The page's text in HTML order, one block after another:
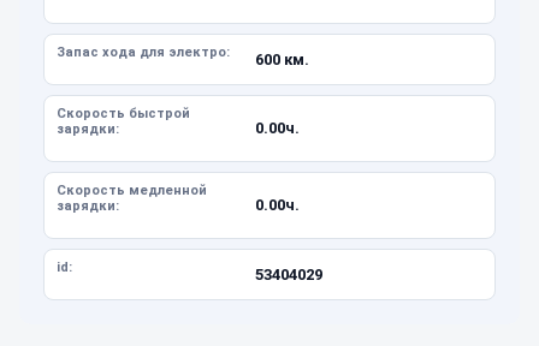
Запас хода для электро: 600 км.
Скорость быстрой
зарядки:
0.00ч.
Скорость медленной
зарядки:
0.00ч.
id: 53404029